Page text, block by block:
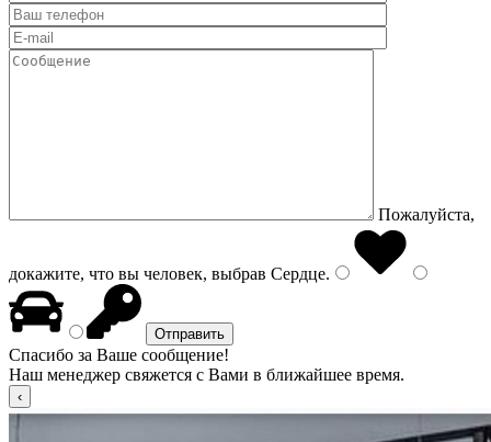
Пожалуйста,
докажите, что вы человек, выбрав Сердце.
Спасибо за Ваше сообщение!
Наш менеджер свяжется с Вами в ближайшее время.